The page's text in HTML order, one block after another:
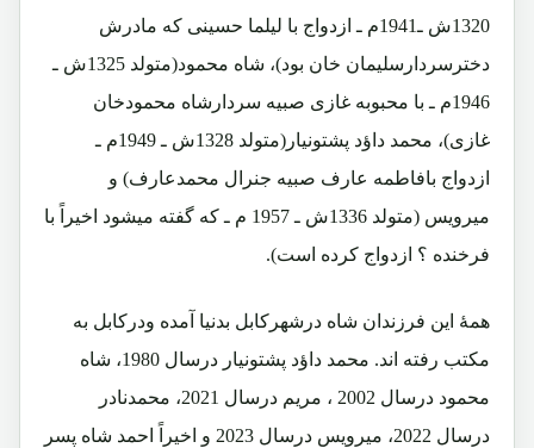
1320ش ـ1941م ـ ازدواج با لیلما حسینی که مادرش
دخترسردارسلیمان خان بود)، شاه محمود(متولد 1325ش ـ
1946م ـ با محبوبه غازی صبیه سردارشاه محمودخان
غازی)، محمد داؤد پشتونیار(متولد 1328ش ـ 1949م ـ
ازدواج بافاطمه عارف صبیه جنرال محمدعارف) و
میرویس (متولد 1336ش ـ 1957 م ـ که گفته میشود اخیراً با
فرخنده ؟ ازدواج کرده است).
همۀ این فرزندان شاه درشهرکابل بدنیا آمده ودرکابل به
مکتب رفته اند. محمد داؤد پشتونیار درسال 1980، شاه
محمود درسال 2002 ، مریم درسال 2021، محمدنادر
درسال 2022، میرویس درسال 2023 و اخیراً احمد شاه پسر